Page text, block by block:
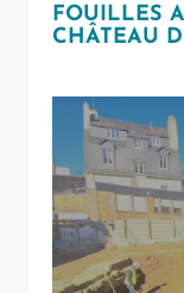
FOUILLES
CHÂTEAU